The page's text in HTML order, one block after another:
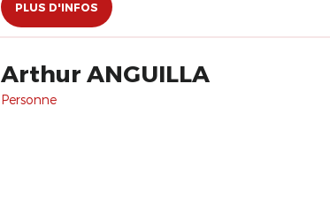
PLUS D'INFOS
Arthur ANGUILLA
Personne